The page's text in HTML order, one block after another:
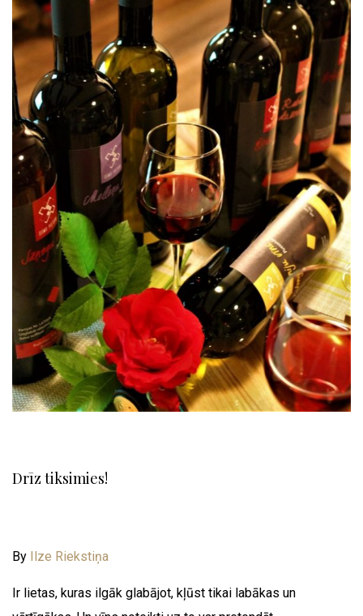
Drīz tiksimies!
By Ilze Riekstiņa
Ir lietas, kuras ilgāk glabājot, kļūst tikai labākas un